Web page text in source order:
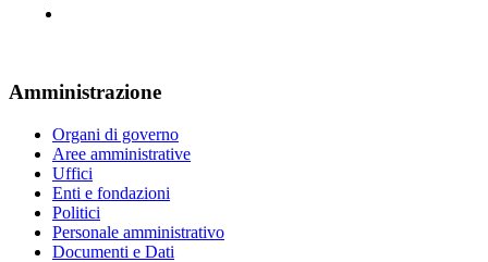
Amministrazione
Organi di governo
Aree amministrative
Uffici
Enti e fondazioni
Politici
Personale amministrativo
Documenti e Dati